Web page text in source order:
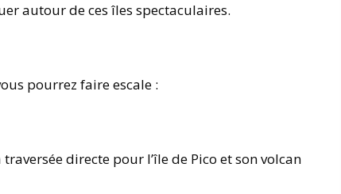
autour de ces îles spectaculaires.
pourrez faire escale :
traversée directe pour l’île de Pico et son volcan